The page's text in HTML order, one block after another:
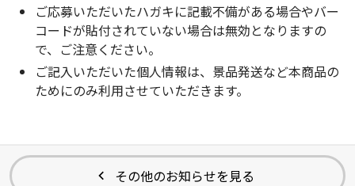
ご応募いただいたハガキに記載不備がある場合やバー
コードが貼付されていない場合は無効となりますの
で、ご注意ください。
ご記入いただいた個人情報は、景品発送など本商品の
ためにのみ利用させていただきます。
その他のお知らせを見る